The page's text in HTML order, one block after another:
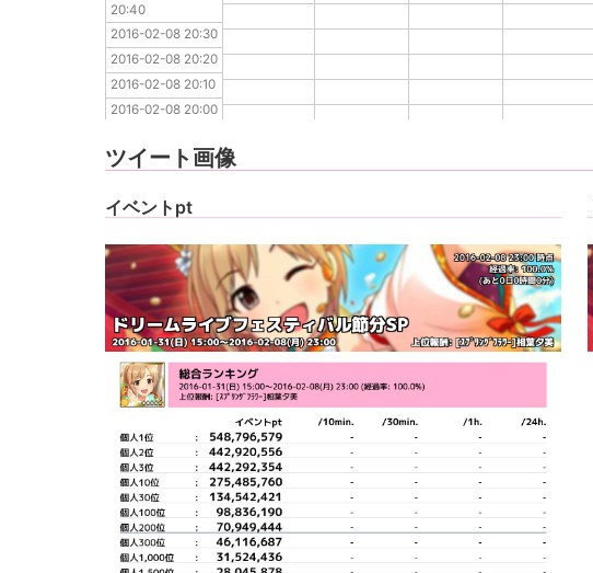
2016-02-08 20:20
2016-02-08 20:10
2016-02-08 20:00
2016-02-08 19:50
2016-02-08 19:40
20:40
2016-02-08 20:30
2016-02-08 20:20
2016-02-08 20:10
2016-02-08 20:00
2016-02-08 19:40
ツイート画像
イベントpt